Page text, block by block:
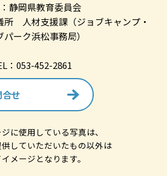
静岡県教育委員会
所 人材支援課（ジョブキャンプ・
パーク浜松事務局）
：053-452-2861
合せ
に使用している写真は、
していただいたもの以外は
メージとなります。